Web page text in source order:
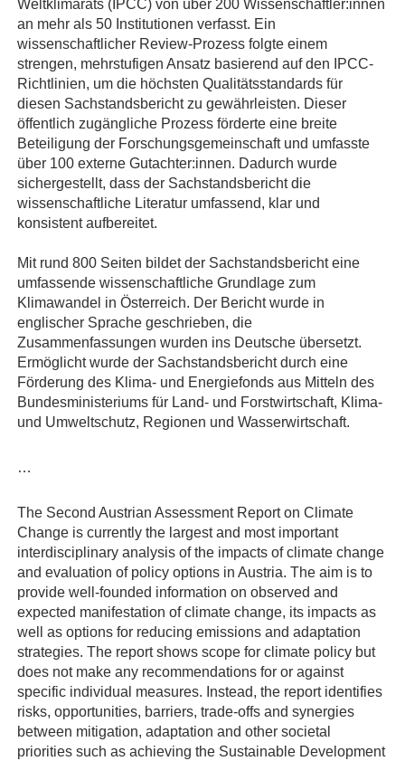
Weltklimarats (IPCC) von über 200 Wissenschaftler:innen
an mehr als 50 Institutionen verfasst. Ein
wissenschaftlicher Review-Prozess folgte einem
strengen, mehrstufigen Ansatz basierend auf den IPCC-
Richtlinien, um die höchsten Qualitätsstandards für
diesen Sachstandsbericht zu gewährleisten. Dieser
öffentlich zugängliche Prozess förderte eine breite
Beteiligung der Forschungsgemeinschaft und umfasste
über 100 externe Gutachter:innen. Dadurch wurde
sichergestellt, dass der Sachstandsbericht die
wissenschaftliche Literatur umfassend, klar und
konsistent aufbereitet.
Mit rund 800 Seiten bildet der Sachstandsbericht eine
umfassende wissenschaftliche Grundlage zum
Klimawandel in Österreich. Der Bericht wurde in
englischer Sprache geschrieben, die
Zusammenfassungen wurden ins Deutsche übersetzt.
Ermöglicht wurde der Sachstandsbericht durch eine
Förderung des Klima- und Energiefonds aus Mitteln des
Bundesministeriums für Land- und Forstwirtschaft, Klima-
und Umweltschutz, Regionen und Wasserwirtschaft.
…
The Second Austrian Assessment Report on Climate
Change is currently the largest and most important
interdisciplinary analysis of the impacts of climate change
and evaluation of policy options in Austria. The aim is to
provide well-founded information on observed and
expected manifestation of climate change, its impacts as
well as options for reducing emissions and adaptation
strategies. The report shows scope for climate policy but
does not make any recommendations for or against
specific individual measures. Instead, the report identifies
risks, opportunities, barriers, trade-offs and synergies
between mitigation, adaptation and other societal
priorities such as achieving the Sustainable Development